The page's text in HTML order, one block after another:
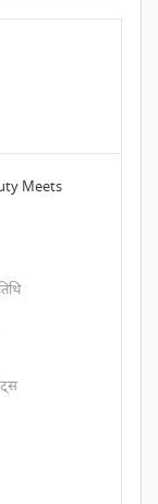
Meets